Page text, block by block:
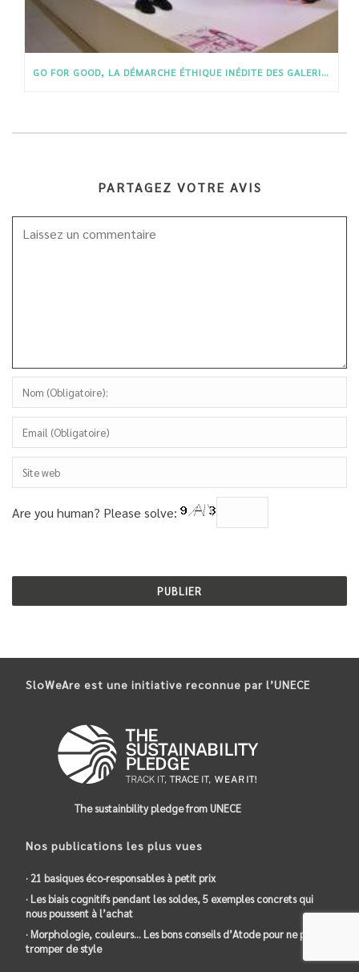
GO FOR GOOD, LA DÉMARCHE ÉTHIQUE INÉDITE DES GALERIES LAFAYETTE
PARTAGEZ VOTRE AVIS
Are you human? Please solve:
SloWeAre est une initiative reconnue par l’UNECE
The sustainbility pledge from UNECE
Nos publications les plus vues
· 21 basiques éco-responsables à petit prix
· Les biais cognitifs pendant les soldes, 5 exemples concrets qui
nous poussent à l’achat
· Morphologie, couleurs… Les bons conseils d’Atode pour ne plus se
tromper de style